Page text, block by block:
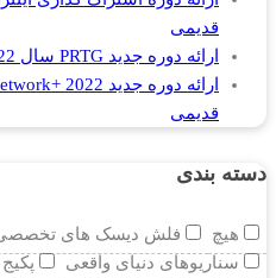
قدیمی
ارائه دوره جدید PRTG سال 2022 به کاربران قدیمی
قدیمی
دسته بندی
هیچ فلش دیسک های
سناریوهای دنیای واقعی
پکیج